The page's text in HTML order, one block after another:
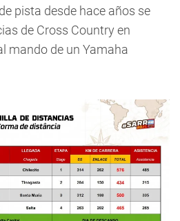
pista desde hace años se
de Cross Country en
mando de un Yamaha